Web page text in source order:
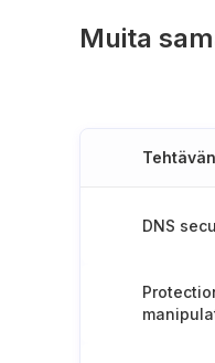
Muita
DNS